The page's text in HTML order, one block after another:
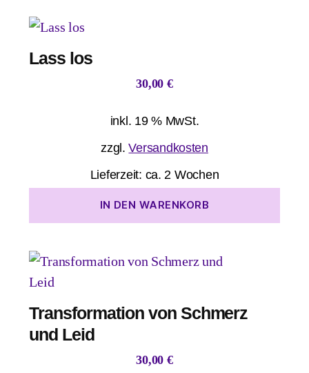
Lass los
30,00 €
inkl. 19 % MwSt.
zzgl.Versandkosten
Lieferzeit: ca. 2 Wochen
IN DEN WARENKORB
Transformation von Schmerz
und Leid
30,00 €